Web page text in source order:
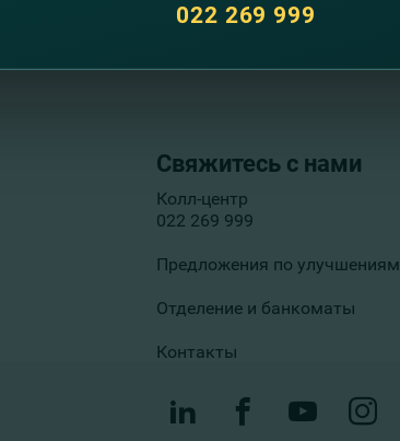
Свяжитесь с нами
Колл-центр
022 269 999
Предложения по улучшениям
Отделение и банкоматы
Контакты
022 269 999